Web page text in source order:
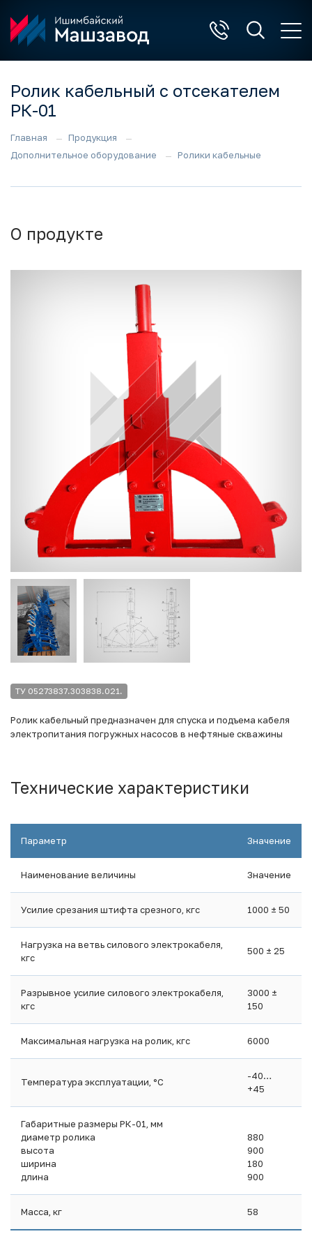
Ролик кабельный с отсекателем
РК-01
Главная
Продукция
Дополнительное оборудование
Ролики кабельные
О продукте
ТУ 05273837.303838.021.
Ролик кабельный предназначен для спуска и подъема кабеля
электропитания погружных насосов в нефтяные скважины
Технические характеристики
Параметр Значение
Наименование величины Значение
Усилие срезания штифта срезного, кгс 1000 ± 50
Нагрузка на ветвь силового электрокабеля,
кгс
500 ± 25
Разрывное усилие силового электрокабеля,
кгс
3000 ±
150
Максимальная нагрузка на ролик, кгс 6000
Температура эксплуатации, °C
-40…
+45
Габаритные размеры РК-01, мм
диаметр ролика
высота
ширина
длина
880
900
180
900
Масса, кг 58